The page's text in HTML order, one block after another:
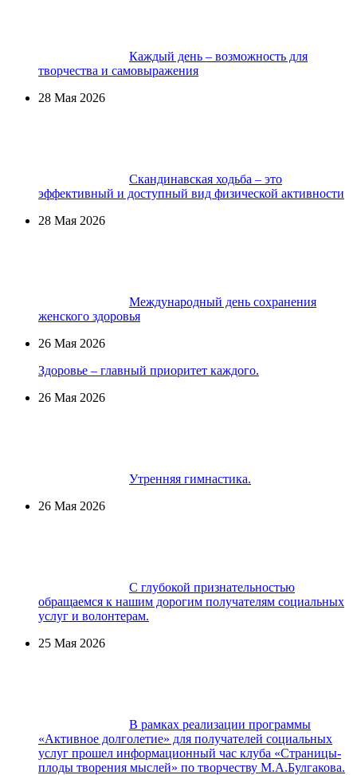
Каждый день – возможность для
творчества и самовыражения
28 Мая 2026
Скандинавская ходьба – это
эффективный и доступный вид физической активности
28 Мая 2026
Международный день сохранения
женского здоровья
26 Мая 2026
Здоровье – главный приоритет каждого.
26 Мая 2026
Утренняя гимнастика.
26 Мая 2026
С глубокой признательностью
обращаемся к нашим дорогим получателям социальных
услуг и волонтерам.
25 Мая 2026
В рамках реализации программы
«Активное долголетие» для получателей социальных
услуг прошел информационный час клуба «Страницы-
плоды творения мыслей» по творчеству М.А.Булгакова.